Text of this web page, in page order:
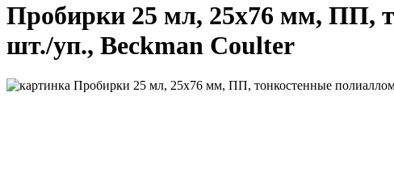
Пробирки 25 мл, 25х76 мм, ПП,
шт./уп., Beckman Coulter